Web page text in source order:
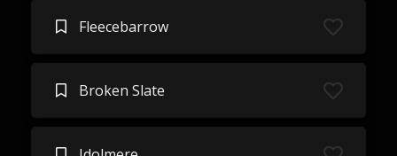
Fleecebarrow
Broken Slate